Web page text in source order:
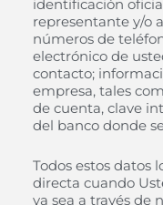
identificación
representante y/o
números de
electrónico de
contacto;
empresa, tales
de cuenta, clave
del banco donde
Todos estos datos
directa cuando
ya sea a través de